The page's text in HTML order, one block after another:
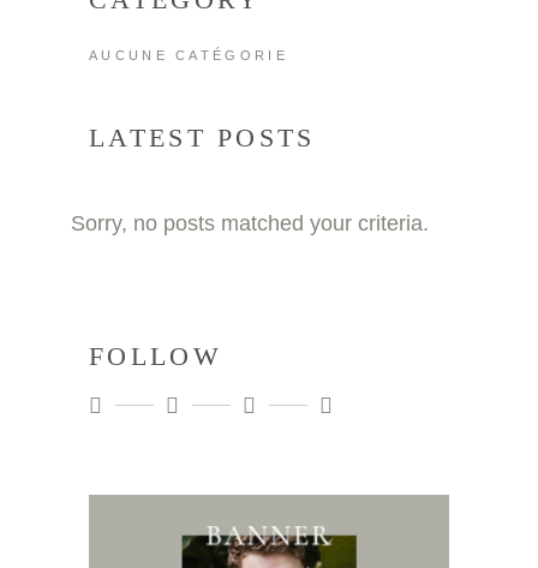
AUCUNE CATÉGORIE
LATEST POSTS
Sorry, no posts matched your criteria.
FOLLOW